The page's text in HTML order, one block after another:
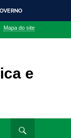
Mapa do site
e